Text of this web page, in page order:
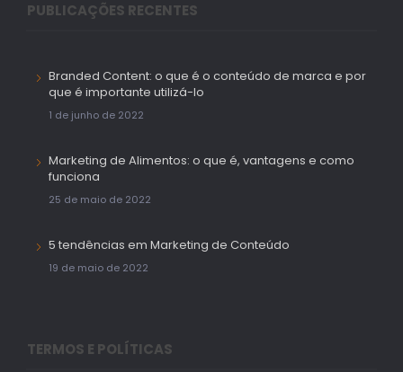
PUBLICAÇÕES RECENTES
Branded Content: o que é o conteúdo de marca e por
que é importante utilizá-lo
1 de junho de 2022
Marketing de Alimentos: o que é, vantagens e como
funciona
25 de maio de 2022
5 tendências em Marketing de Conteúdo
19 de maio de 2022
TERMOS E POLÍTICAS